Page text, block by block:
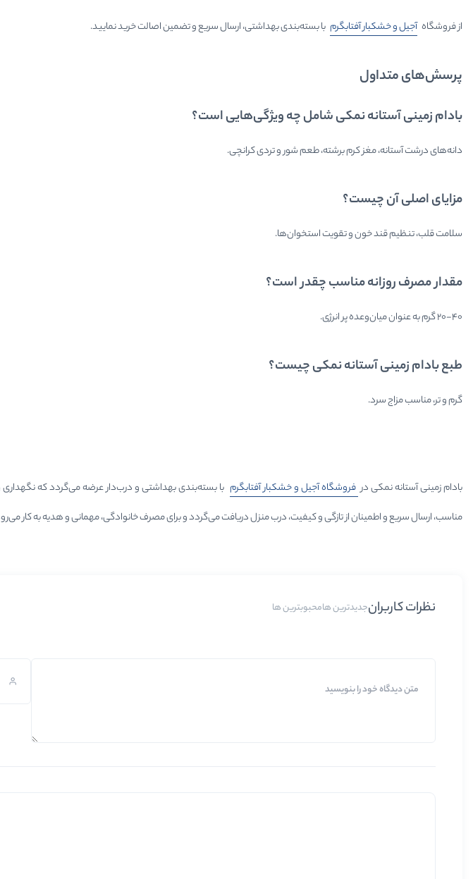
از فروشگاه آجیل و خشکبار آفتابگرم با بسته‌بندی بهداشتی، ارسال سریع و تضمین اصالت خرید نمایید.
پرسش‌های متداول
بادام زمینی آستانه نمکی شامل چه ویژگی‌هایی است؟
دانه‌های درشت آستانه، مغز کرم برشته، طعم شور و تردی کرانچی.
مزایای اصلی آن چیست؟
سلامت قلب، تنظیم قند خون و تقویت استخوان‌ها.
مقدار مصرف روزانه مناسب چقدر است؟
۲۰-۴۰ گرم به عنوان میان‌وعده پر انرژی.
طبع بادام زمینی آستانه نمکی چیست؟
گرم و تر، مناسب مزاج سرد.
بادام زمینی آستانه نمکی در فروشگاه آجیل و خشکبار آفتابگرم با بسته‌بندی بهداشتی و درب‌دار عرضه می‌گردد که نگهداری و
مناسب، ارسال سریع و اطمینان از تازگی و کیفیت، درب منزل دریافت می‌گردد و برای مصرف خانوادگی، مهمانی و هدیه به کار
نظرات کاربرانجدیدترین هامحبوبترین ها